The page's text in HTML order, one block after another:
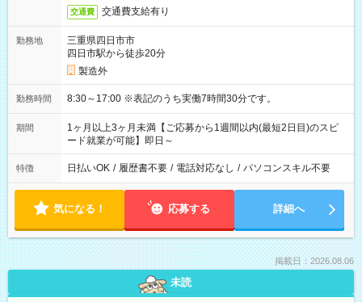
交通費 交通費支給有り
勤務地
三重県四日市市
四日市駅から徒歩20分
製造外
勤務時間 8:30～17:00 ※表記のうち実働7時間30分です。
期間
1ヶ月以上3ヶ月未満【ご応募から1週間以内(最短2日目)のスピ
ード就業が可能】即日～
特徴 日払いOK / 履歴書不要 / 電話対応なし / パソコンスキル不要
気になる！ 応募する 詳細へ
掲載日：2026.08.06
未読